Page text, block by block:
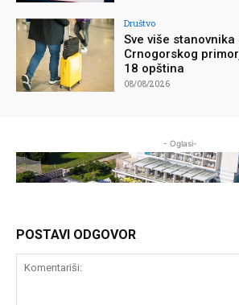
Društvo
Sve više
Crnogorskog
18 opština
08/08/2026
- Oglasi-
POSTAVI ODGOVOR